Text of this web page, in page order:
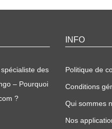
des
– Pourquoi
?
INFO
Politique de
Conditions
Qui sommes
Nos